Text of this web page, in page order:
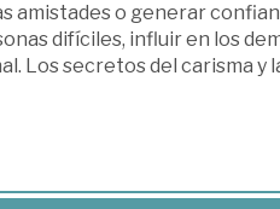
amistades o generar
difíciles, influir en los
Los secretos del carisma y